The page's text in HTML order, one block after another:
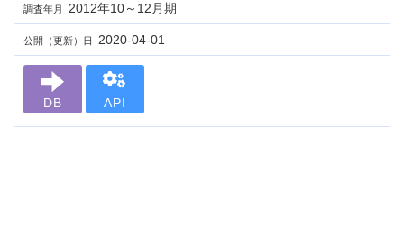
調査年月 2012年10～12月期
公開（更新）日 2020-04-01
DB API